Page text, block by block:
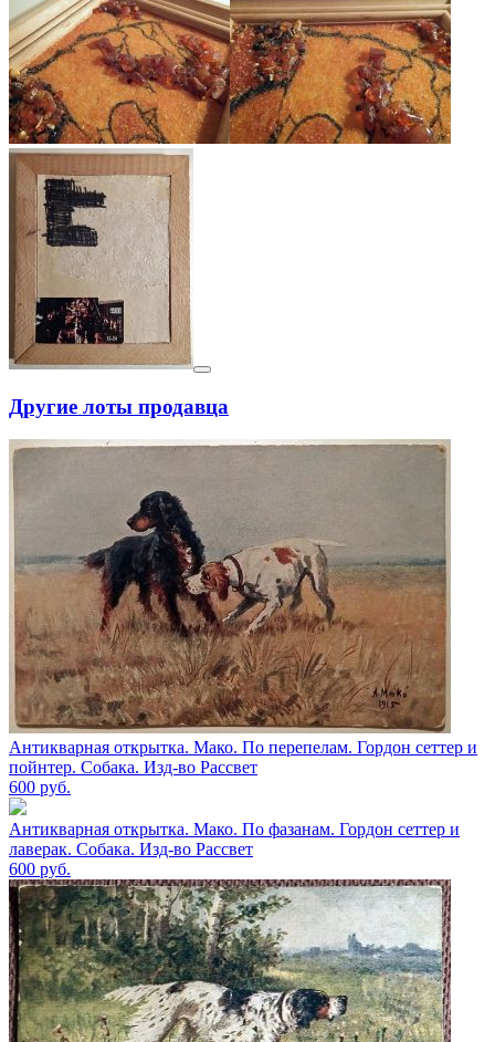
Другие лоты продавца
Антикварная открытка. Мако. По перепелам. Гордон сеттер и
пойнтер. Собака. Изд-во Рассвет
600 руб.
Антикварная открытка. Мако. По фазанам. Гордон сеттер и
лаверак. Собака. Изд-во Рассвет
600 руб.